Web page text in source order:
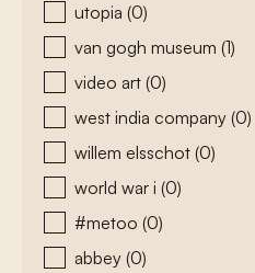
utopia (0)
van gogh museum (1)
video art (0)
west india company (0)
willem elsschot (0)
world war i (0)
#metoo (0)
abbey (0)